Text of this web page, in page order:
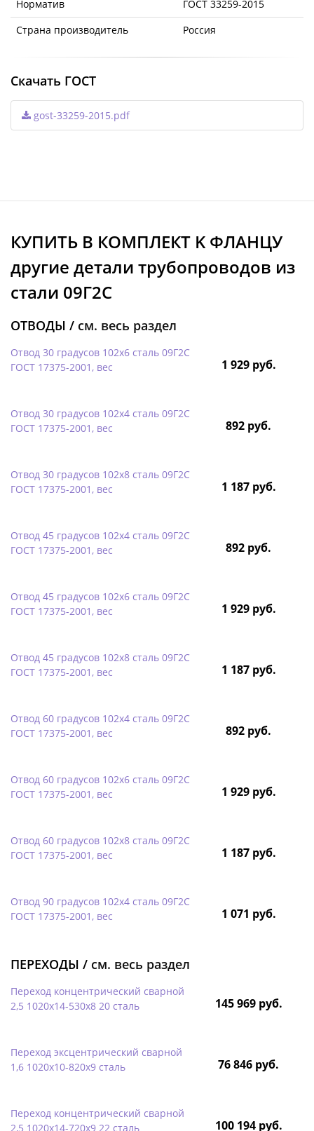
Норматив
ГОСТ 33259-2015
Страна производитель
Россия
Скачать ГОСТ
gost-33259-2015.pdf
КУПИТЬ В КОМПЛЕКТ K ФЛАНЦУ
другие детали трубопроводов из
стали 09Г2С
ОТВОДЫ / см. весь раздел
Отвод 30 градусов 102х6 сталь 09Г2С
ГОСТ 17375-2001, вес
1 929 руб.
Отвод 30 градусов 102х4 сталь 09Г2С
ГОСТ 17375-2001, вес
892 руб.
Отвод 30 градусов 102х8 сталь 09Г2С
ГОСТ 17375-2001, вес
1 187 руб.
Отвод 45 градусов 102х4 сталь 09Г2С
ГОСТ 17375-2001, вес
892 руб.
Отвод 45 градусов 102х6 сталь 09Г2С
ГОСТ 17375-2001, вес
1 929 руб.
Отвод 45 градусов 102х8 сталь 09Г2С
ГОСТ 17375-2001, вес
1 187 руб.
Отвод 60 градусов 102х4 сталь 09Г2С
ГОСТ 17375-2001, вес
892 руб.
Отвод 60 градусов 102х6 сталь 09Г2С
ГОСТ 17375-2001, вес
1 929 руб.
Отвод 60 градусов 102х8 сталь 09Г2С
ГОСТ 17375-2001, вес
1 187 руб.
Отвод 90 градусов 102х4 сталь 09Г2С
ГОСТ 17375-2001, вес
1 071 руб.
ПЕРЕХОДЫ / см. весь раздел
Переход концентрический сварной
2,5 1020х14-530х8 20 сталь
145 969 руб.
Переход эксцентрический сварной
1,6 1020х10-820х9 сталь
76 846 руб.
Переход концентрический сварной
2,5 1020х14-720х9 22 сталь
100 194 руб.